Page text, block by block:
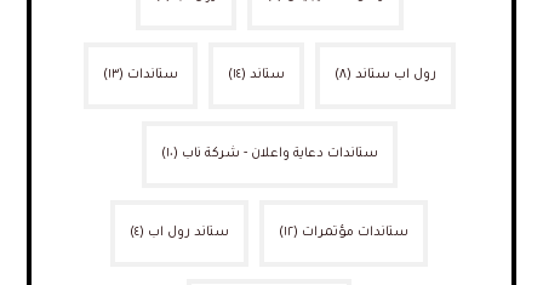
رول اب ستاند (٨) ستاند (١٤) ستاندات (١٣)
ستاندات دعاية واعلان - شركة ناب (١٠)
ستاندات مؤتمرات (١٢) ستاند رول اب (٤)